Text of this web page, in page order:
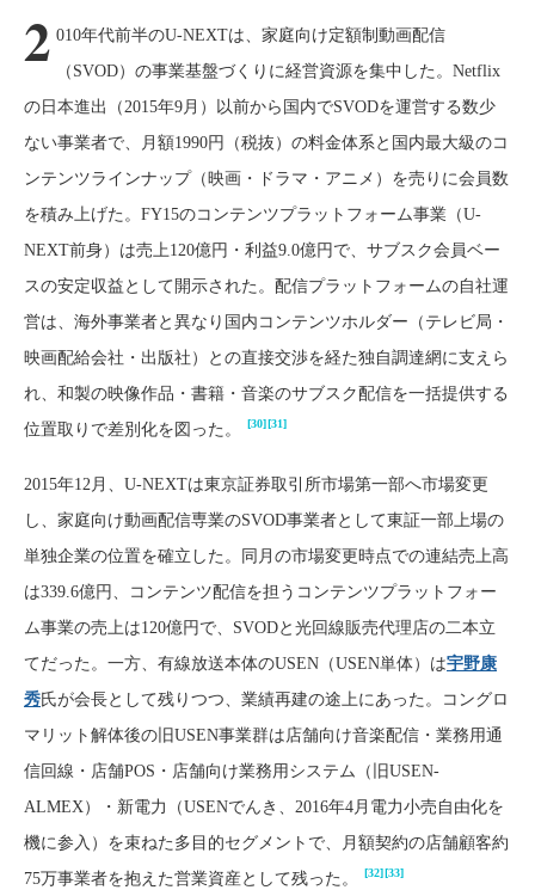
2 010年代前半のU-NEXTは、家庭向け定額制動画配信
（SVOD）の事業基盤づくりに経営資源を集中した。Netflix
の日本進出（2015年9月）以前から国内でSVODを運営する数少
ない事業者で、月額1990円（税抜）の料金体系と国内最大級のコ
ンテンツラインナップ（映画・ドラマ・アニメ）を売りに会員数
を積み上げた。FY15のコンテンツプラットフォーム事業（U-
NEXT前身）は売上120億円・利益9.0億円で、サブスク会員ベー
スの安定収益として開示された。配信プラットフォームの自社運
営は、海外事業者と異なり国内コンテンツホルダー（テレビ局・
映画配給会社・出版社）との直接交渉を経た独自調達網に支えら
れ、和製の映像作品・書籍・音楽のサブスク配信を一括提供する
位置取りで差別化を図った。
[30][31]
2015年12月、U-NEXTは東京証券取引所市場第一部へ市場変更
し、家庭向け動画配信専業のSVOD事業者として東証一部上場の
単独企業の位置を確立した。同月の市場変更時点での連結売上高
は339.6億円、コンテンツ配信を担うコンテンツプラットフォー
ム事業の売上は120億円で、SVODと光回線販売代理店の二本立
てだった。一方、有線放送本体のUSEN（USEN単体）は宇野康
秀氏が会長として残りつつ、業績再建の途上にあった。コングロ
マリット解体後の旧USEN事業群は店舗向け音楽配信・業務用通
信回線・店舗POS・店舗向け業務用システム（旧USEN-
ALMEX）・新電力（USENでんき、2016年4月電力小売自由化を
機に参入）を束ねた多目的セグメントで、月額契約の店舗顧客約
75万事業者を抱えた営業資産として残った。
[32][33]